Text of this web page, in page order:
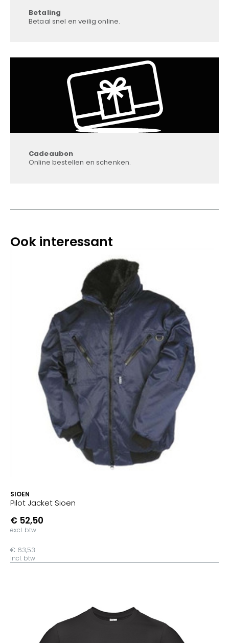
Betaling
Betaal snel en veilig online.
Cadeaubon
Online bestellen en schenken.
Ook interessant
SIOEN
Pilot Jacket Sioen
€ 52,50
excl. btw
€ 63,53
incl. btw